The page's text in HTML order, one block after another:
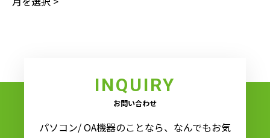
INQUIRY
お問い合わせ
パソコン/ OA機器のことなら、なんでもお気